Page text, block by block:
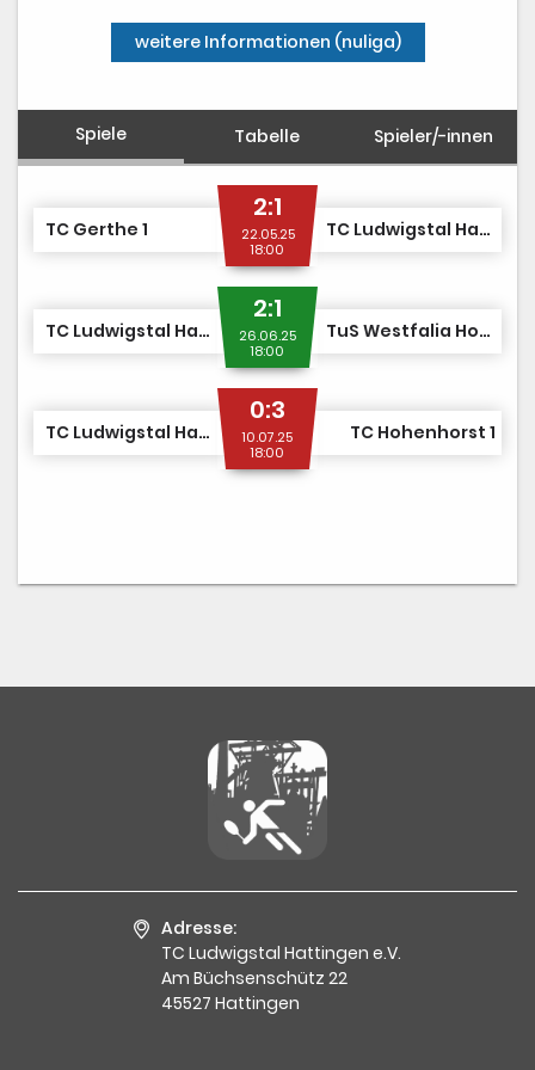
weitere Informationen (nuliga)
Spiele Tabelle Spieler/-innen
TC Gerthe 1
2:1
22.05.25
18:00
TC Ludwigstal Hattingen 1
TC Ludwigstal Hattingen 1
2:1
26.06.25
18:00
TuS Westfalia Hombruch 1
TC Ludwigstal Hattingen 1
0:3
10.07.25
18:00
TC Hohenhorst 1
Adresse:
TC Ludwigstal Hattingen e.V.
Am Büchsenschütz 22
45527 Hattingen